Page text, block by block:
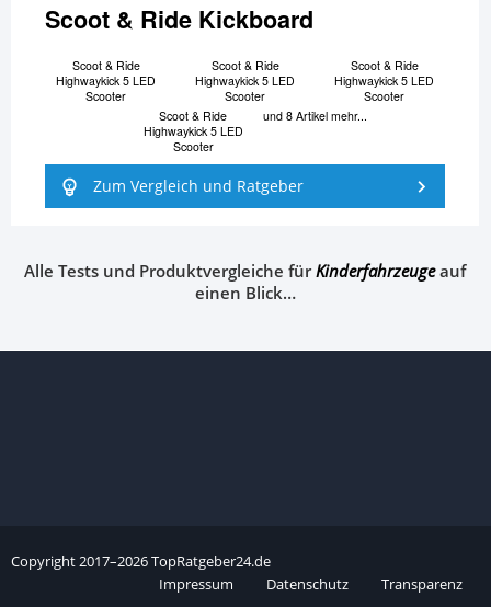
Scoot & Ride Kickboard
Scoot & Ride
Highwaykick 5 LED
Scooter
Scoot & Ride
Highwaykick 5 LED
Scooter
Scoot & Ride
Highwaykick 5 LED
Scooter
Scoot & Ride
Highwaykick 5 LED
Scooter
und 8 Artikel mehr...
Zum Vergleich und Ratgeber
Alle Tests und Produktvergleiche fürKinderfahrzeugeauf
einen Blick…
Copyright2017–2026TopRatgeber24.de
Impressum
Datenschutz Transparenz